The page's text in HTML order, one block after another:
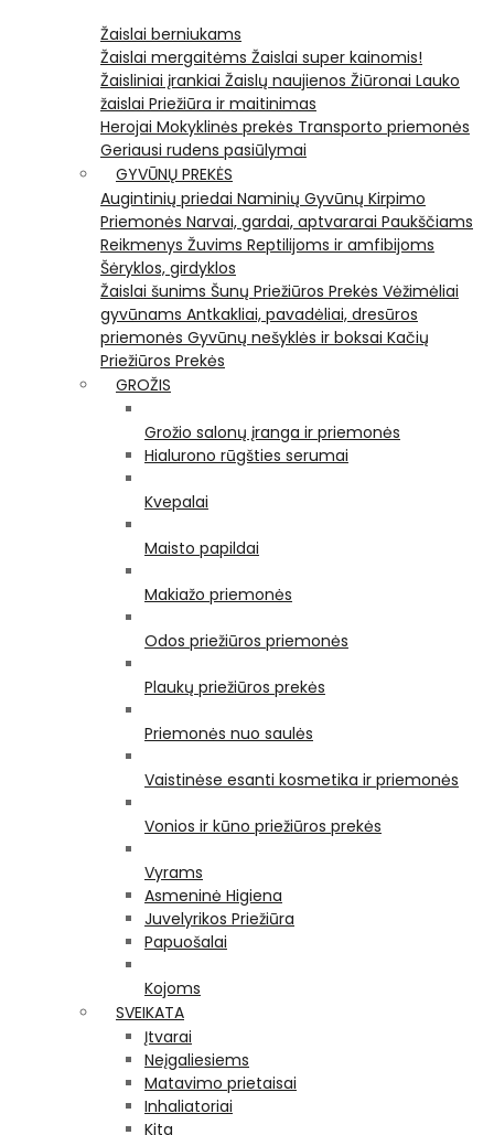
Žaislai berniukams
Žaislai mergaitėms Žaislai super kainomis!
Žaisliniai įrankiai Žaislų naujienos Žiūronai Lauko
žaislai Priežiūra ir maitinimas
Herojai Mokyklinės prekės Transporto priemonės
Geriausi rudens pasiūlymai
GYVŪNŲ PREKĖS
Augintinių priedai Naminių Gyvūnų Kirpimo
Priemonės Narvai, gardai, aptvararai Paukščiams
Reikmenys Žuvims Reptilijoms ir amfibijoms
Šėryklos, girdyklos
Žaislai šunims Šunų Priežiūros Prekės Vėžimėliai
gyvūnams Antkakliai, pavadėliai, dresūros
priemonės Gyvūnų nešyklės ir boksai Kačių
Priežiūros Prekės
GROŽIS
Grožio salonų įranga ir priemonės
Hialurono rūgšties serumai
Kvepalai
Maisto papildai
Makiažo priemonės
Odos priežiūros priemonės
Plaukų priežiūros prekės
Priemonės nuo saulės
Vaistinėse esanti kosmetika ir priemonės
Vonios ir kūno priežiūros prekės
Vyrams
Asmeninė Higiena
Juvelyrikos Priežiūra
Papuošalai
Kojoms
SVEIKATA
Įtvarai
Neįgaliesiems
Matavimo prietaisai
Inhaliatoriai
Kita